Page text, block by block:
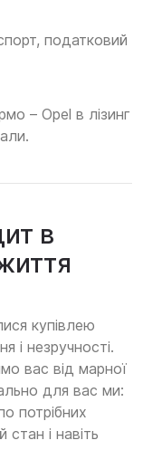
податковий
– Opel в лізинг
в
купівлею
і незручності.
вас від марної
для вас ми:
потрібних
стан і навіть